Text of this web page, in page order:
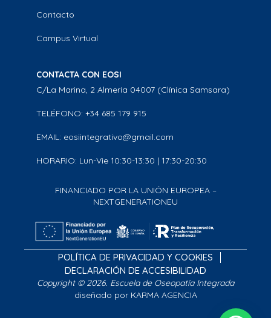
Contacto
Campus Virtual
CONTACTA CON EOSI
C/La Marina, 2 Almería 04007 (Clínica Samsara)
TELÉFONO: +34 685 179 915
EMAIL: eosiintegrativo@gmail.com
HORARIO: Lun-Vie 10:30-13:30 | 17:30-20:30
FINANCIADO POR LA UNIÓN EUROPEA –
NEXTGENERATIONEU
POLÍTICA DE PRIVACIDAD Y COOKIES
DECLARACIÓN DE ACCESIBILIDAD
Copyright © 2026. Escuela de Oseopatía Integrada
diseñado por KARMA AGENCIA